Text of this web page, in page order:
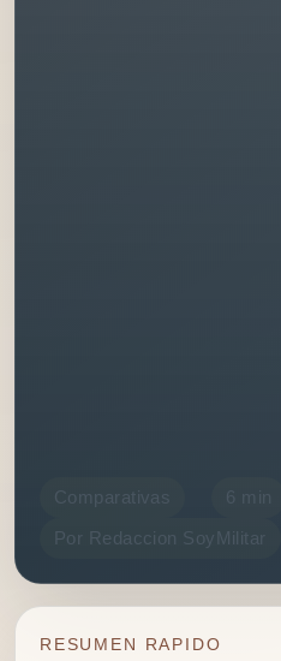
Comparativas
Por Redaccion SoyMilitar
RESUMEN RAPIDO